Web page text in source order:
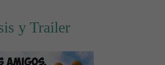
y Trailer